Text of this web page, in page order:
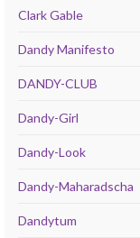
Clark Gable
Dandy Manifesto
DANDY-CLUB
Dandy-Girl
Dandy-Look
Dandy-Maharadscha
Dandytum